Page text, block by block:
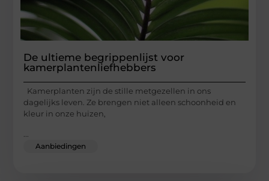
De ultieme begrippenlijst voor
kamerplantenliefhebbers
Kamerplanten zijn de stille metgezellen in ons
dagelijks leven. Ze brengen niet alleen schoonheid en
kleur in onze huizen,
Aanbiedingen